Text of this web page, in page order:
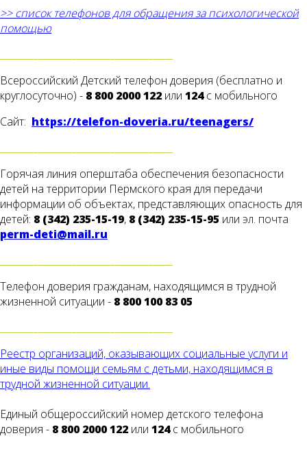
>> список телефонов для обращения за психологической
помощью
Всероссийский Детский телефон доверия (бесплатно и
круглосуточно) - 8 800 2000 122или 124с мобильного
Сайт: https://telefon-doveria.ru/teenagers/
Горячая линия оперштаба обеспечения безопасности
детей на территории Пермского края для передачи
информации об объектах, представляющих опасность для
детей: 8 (342) 235-15-19, 8 (342) 235-15-95 или эл. почта
perm-deti@mail.ru
Телефон доверия гражданам, находящимся в трудной
жизненной ситуации - 8 800 100 83 05
Реестр организаций, оказывающих социальные услуги и
иные виды помощи семьям с детьми, находящимся в
трудной жизненной ситуации.
Единый общероссийский номер детского телефона
доверия - 8 800 2000 122или 124с мобильного